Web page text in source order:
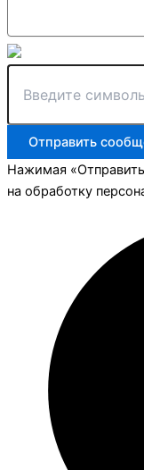
Отправить
Нажимая
на обработку